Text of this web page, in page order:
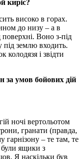
киріс?
високо в горах.
до низу – а в
Воно з-під
під землю входить.
колодязя і звідти
за умов бойових дій
ночі вертольотом
гранати (правда,
гарнізону – те там, те
ящики з
Я наскільки був